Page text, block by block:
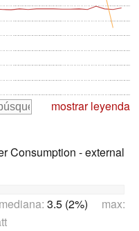
mostrar leyenda
Consumption - external
3.5 (2%) max: